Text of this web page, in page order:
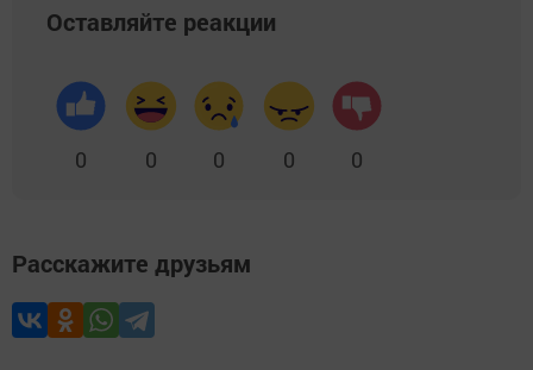
Оставляйте реакции
0 0 0 0 0
Расскажите друзьям